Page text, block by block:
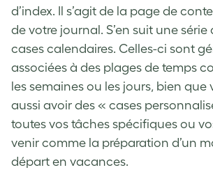
d’index. Il s’agit de la page de
de votre journal. S’en suit une série
cases calendaires. Celles-ci sont
associées à des plages de temps
les semaines ou les jours, bien que
aussi avoir des « cases
toutes vos tâches spécifiques ou
venir comme la préparation d’un
départ en vacances.